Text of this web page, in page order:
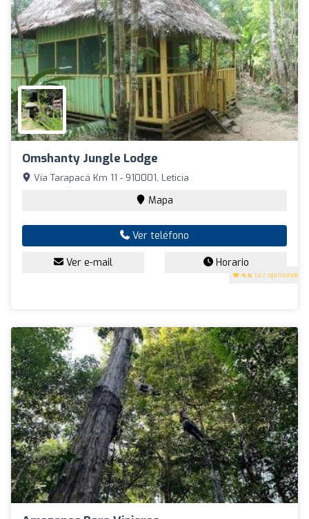
Omshanty Jungle Lodge
4.6 (67 opiniones)
Vía Tarapacá Km 11 - 910001, Leticia
Mapa
Ver teléfono
Ver e-mail Horario